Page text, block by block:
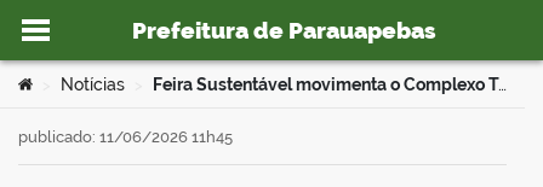
Ir para o conteúdo
Prefeitura de Parauapebas
Você está aqui:
Notícias Feira Sustentável movimenta o Complexo Turístico e fortalece ações da Semana do Meio Ambiente
publicado: 11/06/2026 11h45